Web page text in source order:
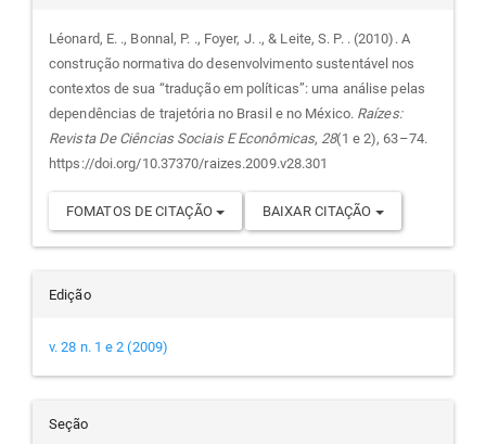
do
artigo
Léonard, E. ., Bonnal, P. ., Foyer, J. ., & Leite, S. P. . (2010). A
construção normativa do desenvolvimento sustentável nos
contextos de sua “tradução em políticas”: uma análise pelas
dependências de trajetória no Brasil e no México. Raízes:
Revista De Ciências Sociais E Econômicas, 28(1 e 2), 63–74.
https://doi.org/10.37370/raizes.2009.v28.301
FOMATOS DE CITAÇÃO BAIXAR CITAÇÃO
Edição
v. 28 n. 1 e 2 (2009)
Seção